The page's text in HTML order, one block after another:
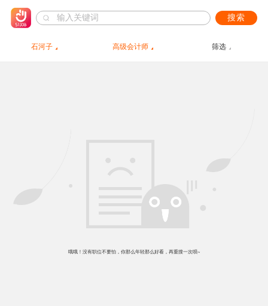
搜索
石河子 高级会计师 筛选
哦哦！没有职位不要怕，你那么年轻那么好看，再重搜一次呗~